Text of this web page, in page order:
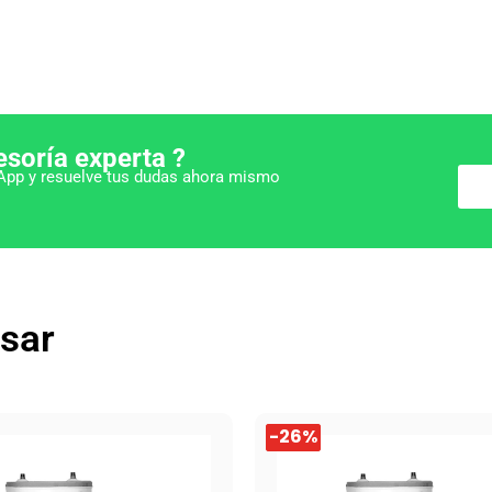
experta ?
y resuelve tus dudas ahora mismo
-26%
-26%
El
precio
original
El
precio